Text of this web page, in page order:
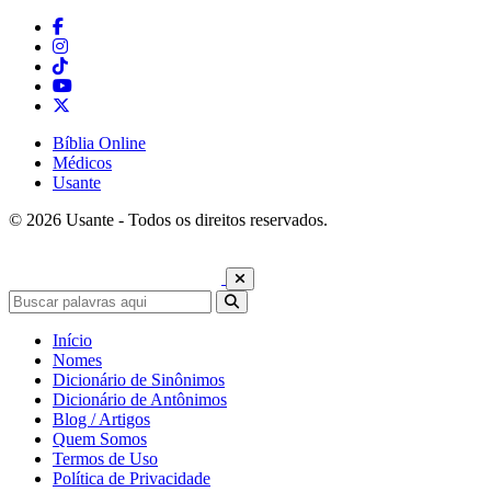
Bíblia Online
Médicos
Usante
© 2026 Usante - Todos os direitos reservados.
Início
Nomes
Dicionário de Sinônimos
Dicionário de Antônimos
Blog / Artigos
Quem Somos
Termos de Uso
Política de Privacidade